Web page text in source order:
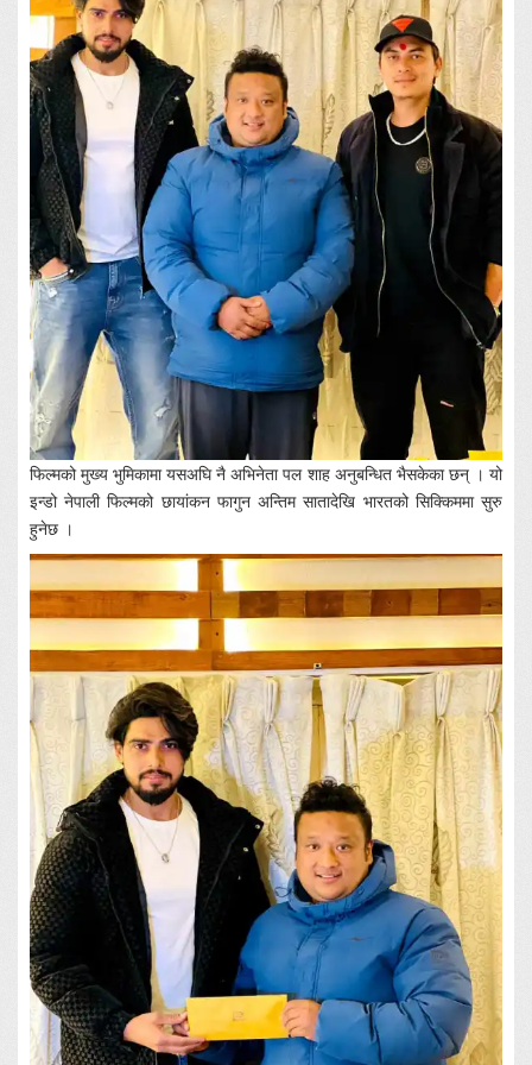
फिल्मको मुख्य भुमिकामा यसअघि नै अभिनेता पल शाह अनुबन्धित भैसकेका छन् । यो
इन्डो नेपाली फिल्मको छायांकन फागुन अन्तिम सातादेखि भारतको सिक्किममा सुरु
हुनेछ ।